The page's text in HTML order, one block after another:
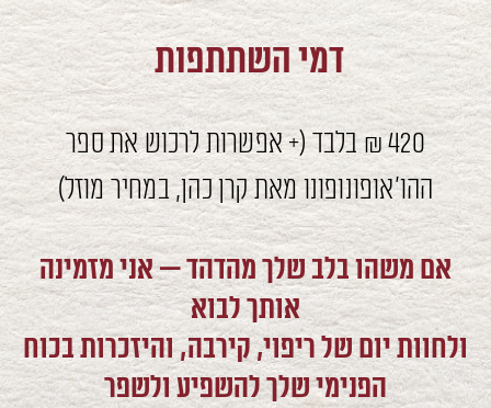
דמי השתתפות
420 ₪ בלבד (+ אפשרות לרכוש את ספר
ההו'אופונופונו מאת קרן כהן, במחיר מוזל)
אם משהו בלב שלך מהדהד — אני מזמינה
אותך לבוא
ולחוות יום של ריפוי, קירבה, והיזכרות בכוח
הפנימי שלך להשפיע ולשפר